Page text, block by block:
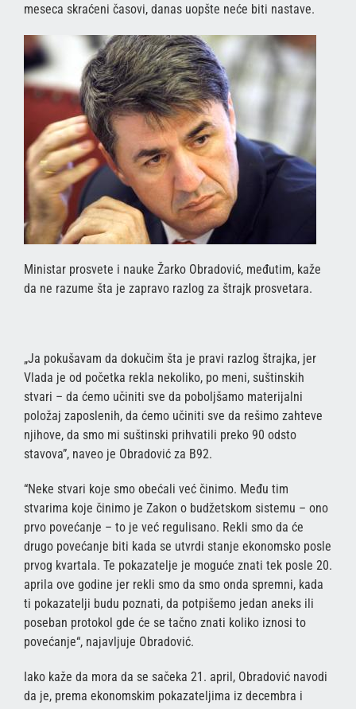
meseca skraćeni časovi, danas uopšte neće biti nastave.
Ministar prosvete i nauke Žarko Obradović, međutim, kaže
da ne razume šta je zapravo razlog za štrajk prosvetara.
„Ja pokušavam da dokučim šta je pravi razlog štrajka, jer
Vlada je od početka rekla nekoliko, po meni, suštinskih
stvari – da ćemo učiniti sve da poboljšamo materijalni
položaj zaposlenih, da ćemo učiniti sve da rešimo zahteve
njihove, da smo mi suštinski prihvatili preko 90 odsto
stavova”, naveo je Obradović za B92.
“Neke stvari koje smo obećali već činimo. Među tim
stvarima koje činimo je Zakon o budžetskom sistemu – ono
prvo povećanje – to je već regulisano. Rekli smo da će
drugo povećanje biti kada se utvrdi stanje ekonomsko posle
prvog kvartala. Te pokazatelje je moguće znati tek posle 20.
aprila ove godine jer rekli smo da smo onda spremni, kada
ti pokazatelji budu poznati, da potpišemo jedan aneks ili
poseban protokol gde će se tačno znati koliko iznosi to
povećanje“, najavljuje Obradović.
Iako kaže da mora da se sačeka 21. april, Obradović navodi
da je, prema ekonomskim pokazateljima iz decembra i